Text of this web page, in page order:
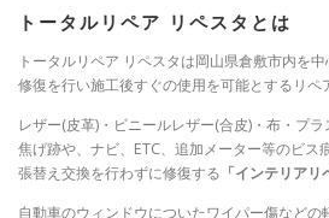
トータルリペア リペスタとは
トータルリペア リペスタは岡山県倉敷市内を
修復を行い施工後すぐの使用を可能とするリペ
レザー(皮革)・ビニールレザー(合皮)・布・プラ
焦げ跡や、ナビ、ETC、追加メーター等のビス
張替え交換を行わずに修復する 「インテリアリ
自動車のウィンドウについたワイパー傷などの